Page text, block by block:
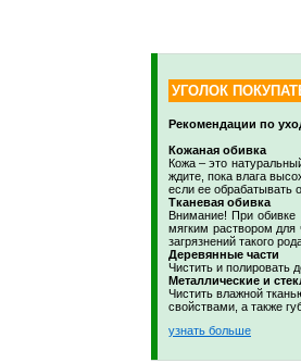
УГОЛОК
Рекомендации по
Кожаная обивка
Кожа – это
ждите, пока влага
если ее обрабатывать
Тканевая обивка
Внимание! При обивке
мягким раствором для
загрязнений такого
Деревянные части
Чистить и полировать
Металлические и
Чистить влажной
свойствами, а также
узнать больше